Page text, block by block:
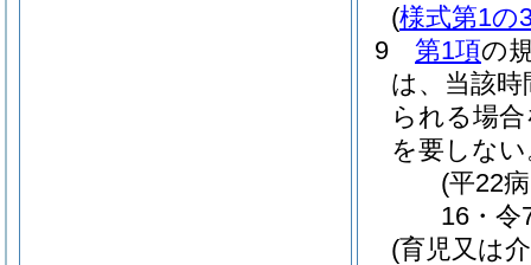
(様式第1の
9
第1項の
は、当該
られる場
を要しな
(平22
16・令
(育児又は